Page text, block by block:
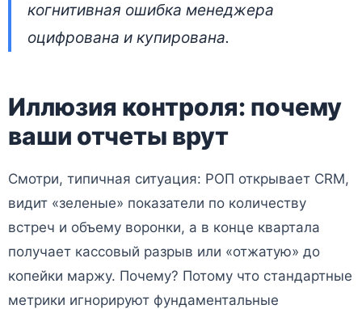
когнитивная ошибка менеджера
оцифрована и купирована.
Иллюзия контроля: почему
ваши отчеты врут
Смотри, типичная ситуация: РОП открывает CRM,
видит «зеленые» показатели по количеству
встреч и объему воронки, а в конце квартала
получает кассовый разрыв или «отжатую» до
копейки маржу. Почему? Потому что стандартные
метрики игнорируют фундаментальные